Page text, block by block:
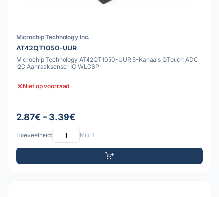
Microchip Technology Inc.
AT42QT1050-UUR
Microchip Technology AT42QT1050-UUR 5-Kanaals QTouch ADC
I2C Aanraaksensor IC WLCSP
Niet op voorraad
2.87€ – 3.39€
Hoeveelheid: Min: 1